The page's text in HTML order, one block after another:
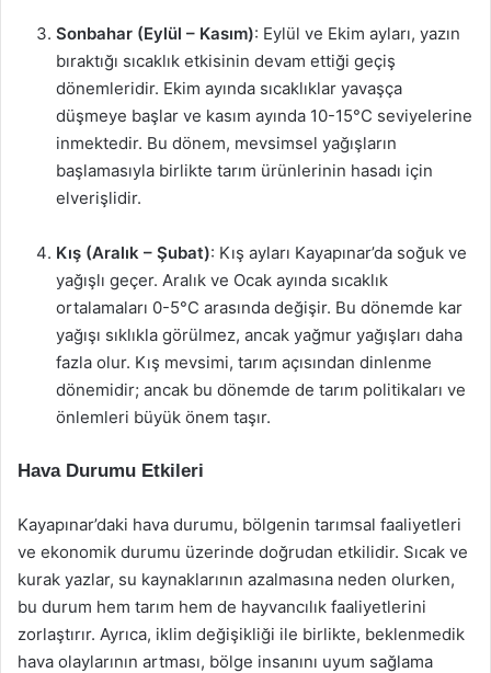
Sonbahar (Eylül – Kasım): Eylül ve Ekim ayları, yazın
bıraktığı sıcaklık etkisinin devam ettiği geçiş
dönemleridir. Ekim ayında sıcaklıklar yavaşça
düşmeye başlar ve kasım ayında 10-15°C seviyelerine
inmektedir. Bu dönem, mevsimsel yağışların
başlamasıyla birlikte tarım ürünlerinin hasadı için
elverişlidir.
Kış (Aralık – Şubat): Kış ayları Kayapınar’da soğuk ve
yağışlı geçer. Aralık ve Ocak ayında sıcaklık
ortalamaları 0-5°C arasında değişir. Bu dönemde kar
yağışı sıklıkla görülmez, ancak yağmur yağışları daha
fazla olur. Kış mevsimi, tarım açısından dinlenme
dönemidir; ancak bu dönemde de tarım politikaları ve
önlemleri büyük önem taşır.
Hava Durumu Etkileri
Kayapınar’daki hava durumu, bölgenin tarımsal faaliyetleri
ve ekonomik durumu üzerinde doğrudan etkilidir. Sıcak ve
kurak yazlar, su kaynaklarının azalmasına neden olurken,
bu durum hem tarım hem de hayvancılık faaliyetlerini
zorlaştırır. Ayrıca, iklim değişikliği ile birlikte, beklenmedik
hava olaylarının artması, bölge insanını uyum sağlama